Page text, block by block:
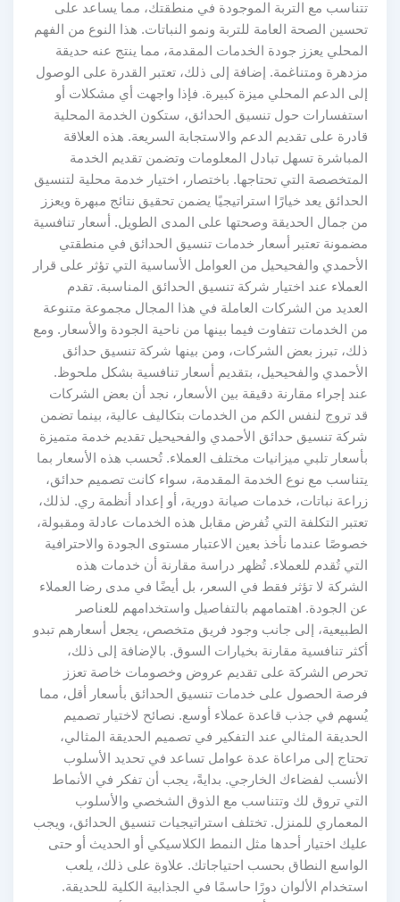
تتناسب مع التربة الموجودة في منطقتك، مما يساعد على
تحسين الصحة العامة للتربة ونمو النباتات. هذا النوع من الفهم
المحلي يعزز جودة الخدمات المقدمة، مما ينتج عنه حديقة
مزدهرة ومتناغمة. إضافة إلى ذلك، تعتبر القدرة على الوصول
إلى الدعم المحلي ميزة كبيرة. فإذا واجهت أي مشكلات أو
استفسارات حول تنسيق الحدائق، ستكون الخدمة المحلية
قادرة على تقديم الدعم والاستجابة السريعة. هذه العلاقة
المباشرة تسهل تبادل المعلومات وتضمن تقديم الخدمة
المتخصصة التي تحتاجها. باختصار، اختيار خدمة محلية لتنسيق
الحدائق يعد خيارًا استراتيجيًا يضمن تحقيق نتائج مبهرة ويعزز
من جمال الحديقة وصحتها على المدى الطويل. أسعار تنافسية
مضمونة تعتبر أسعار خدمات تنسيق الحدائق في منطقتي
الأحمدي والفحيحيل من العوامل الأساسية التي تؤثر على قرار
العملاء عند اختيار شركة تنسيق الحدائق المناسبة. تقدم
العديد من الشركات العاملة في هذا المجال مجموعة متنوعة
من الخدمات تتفاوت فيما بينها من ناحية الجودة والأسعار. ومع
ذلك، تبرز بعض الشركات، ومن بينها شركة تنسيق حدائق
الأحمدي والفحيحيل، بتقديم أسعار تنافسية بشكل ملحوظ.
عند إجراء مقارنة دقيقة بين الأسعار، نجد أن بعض الشركات
قد تروج لنفس الكم من الخدمات بتكاليف عالية، بينما تضمن
شركة تنسيق حدائق الأحمدي والفحيحيل تقديم خدمة متميزة
بأسعار تلبي ميزانيات مختلف العملاء. تُحسب هذه الأسعار بما
يتناسب مع نوع الخدمة المقدمة، سواء كانت تصميم حدائق،
زراعة نباتات، خدمات صيانة دورية، أو إعداد أنظمة ري. لذلك،
تعتبر التكلفة التي تُفرض مقابل هذه الخدمات عادلة ومقبولة،
خصوصًا عندما نأخذ بعين الاعتبار مستوى الجودة والاحترافية
التي تُقدم للعملاء. تُظهر دراسة مقارنة أن خدمات هذه
الشركة لا تؤثر فقط في السعر، بل أيضًا في مدى رضا العملاء
عن الجودة. اهتمامهم بالتفاصيل واستخدامهم للعناصر
الطبيعية، إلى جانب وجود فريق متخصص، يجعل أسعارهم تبدو
أكثر تنافسية مقارنة بخيارات السوق. بالإضافة إلى ذلك،
تحرص الشركة على تقديم عروض وخصومات خاصة تعزز
فرصة الحصول على خدمات تنسيق الحدائق بأسعار أقل، مما
يُسهم في جذب قاعدة عملاء أوسع. نصائح لاختيار تصميم
الحديقة المثالي عند التفكير في تصميم الحديقة المثالي،
تحتاج إلى مراعاة عدة عوامل تساعد في تحديد الأسلوب
الأنسب لفضاءك الخارجي. بدايةً، يجب أن تفكر في الأنماط
التي تروق لك وتتناسب مع الذوق الشخصي والأسلوب
المعماري للمنزل. تختلف استراتيجيات تنسيق الحدائق، ويجب
عليك اختيار أحدها مثل النمط الكلاسيكي أو الحديث أو حتى
الواسع النطاق بحسب احتياجاتك. علاوة على ذلك، يلعب
استخدام الألوان دورًا حاسمًا في الجذابية الكلية للحديقة.